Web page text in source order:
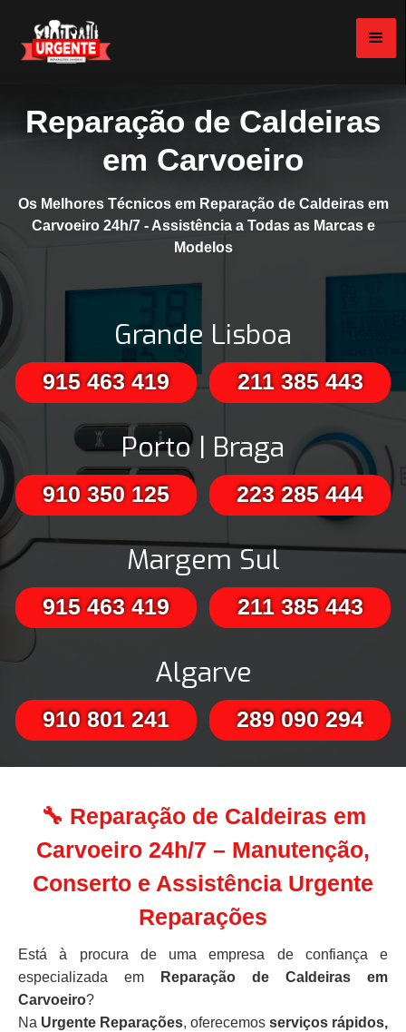
Reparação de Caldeiras
em Carvoeiro
Os Melhores Técnicos em Reparação de Caldeiras em
Carvoeiro 24h/7 - Assistência a Todas as Marcas e
Modelos
Grande Lisboa
915 463 419 211 385 443
Porto | Braga
910 350 125 223 285 444
Margem Sul
915 463 419 211 385 443
Algarve
910 801 241 289 090 294
🔧 Reparação de Caldeiras em
Carvoeiro 24h/7 – Manutenção,
Conserto e Assistência Urgente
Reparações
Está à procura de uma empresa de confiança e
especializada em
Reparação de Caldeiras em
Carvoeiro?
Na Urgente Reparações, oferecemos serviços rápidos,